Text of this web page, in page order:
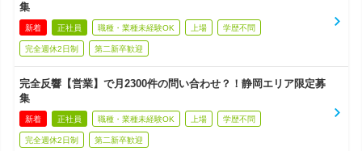
集
新着 正社員 職種・業種未経験OK 上場 学歴不問
完全週休2日制 第二新卒歓迎
完全反響【営業】で月2300件の問い合わせ？！静岡エリア限定募
集
新着 正社員 職種・業種未経験OK 上場 学歴不問
完全週休2日制 第二新卒歓迎